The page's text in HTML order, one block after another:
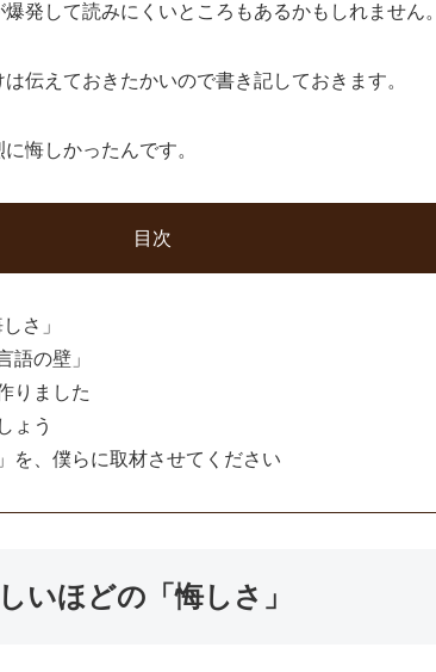
発して読みにくいところもあるかもしれません。
伝えておきたかいので書き記しておきます。
悔しかったんです。
目次
さ」
語の壁」
りました
ょう
を、僕らに取材させてください
いほどの「悔しさ」